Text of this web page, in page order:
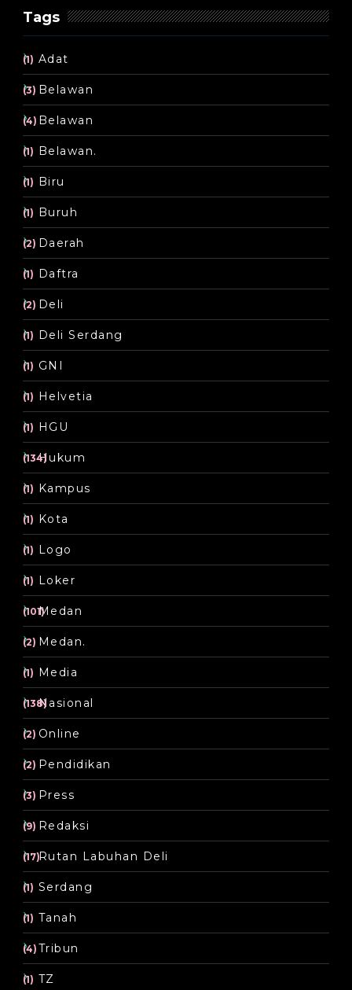
Tags
Adat
(1)
Belawan
(3)
Belawan
(4)
Belawan.
(1)
Biru
(1)
Buruh
(1)
Daerah
(2)
Daftra
(1)
Deli
(2)
Deli Serdang
(1)
GNI
(1)
Helvetia
(1)
HGU
(1)
Hukum
(134)
Kampus
(1)
Kota
(1)
Logo
(1)
Loker
(1)
Medan
(101)
Medan.
(2)
Media
(1)
Nasional
(138)
Online
(2)
Pendidikan
(2)
Press
(3)
Redaksi
(9)
Rutan Labuhan Deli
(17)
Serdang
(1)
Tanah
(1)
Tribun
(4)
TZ
(1)